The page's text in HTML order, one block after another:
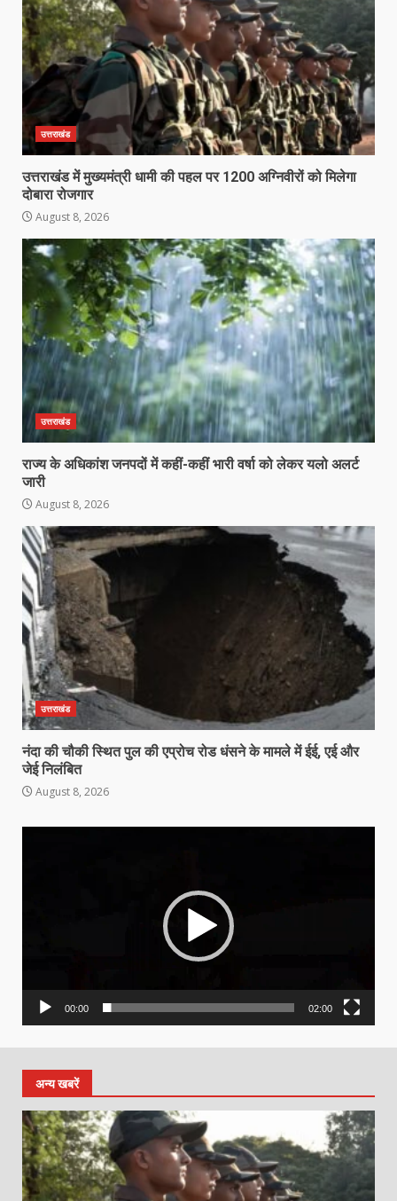
उत्तराखंड
उत्तराखंड में मुख्यमंत्री धामी की पहल पर 1200 अग्निवीरों को मिलेगा
दोबारा रोजगार
August 8, 2026
उत्तराखंड
राज्य के अधिकांश जनपदों में कहीं-कहीं भारी वर्षा को लेकर यलो अलर्ट
जारी
August 8, 2026
उत्तराखंड
नंदा की चौकी स्थित पुल की एप्रोच रोड धंसने के मामले में ईई, एई और
जेई निलंबित
August 8, 2026
00:00 02:00
अन्य खबरें